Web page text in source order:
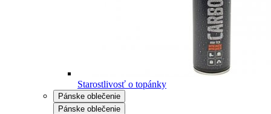
Starostlivosť o topánky
Pánske oblečenie
Pánske oblečenie